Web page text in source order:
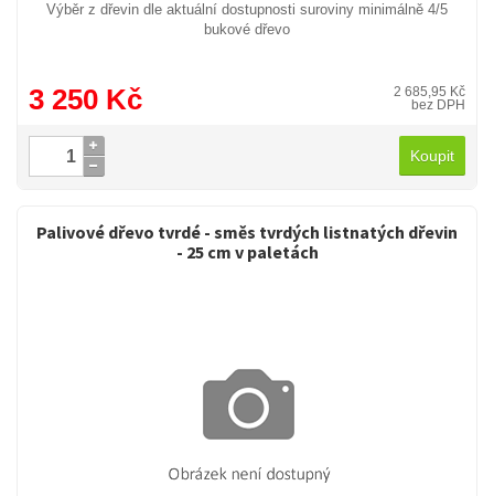
Výběr z dřevin dle aktuální dostupnosti suroviny minimálně 4/5
bukové dřevo
3 250 Kč
2 685,95 Kč
bez DPH
Koupit
Palivové dřevo tvrdé - směs tvrdých listnatých dřevin
- 25 cm v paletách